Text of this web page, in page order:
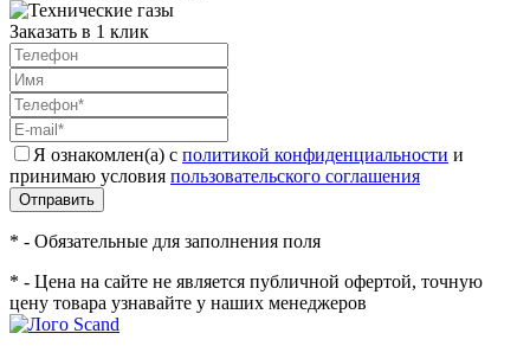
Заказать в 1 клик
Я ознакомлен(а) с политикой конфиденциальности и
принимаю условия пользовательского соглашения
Отправить
* - Обязательные для заполнения поля
* - Цена на сайте не является публичной офертой, точную
цену товара узнавайте у наших менеджеров